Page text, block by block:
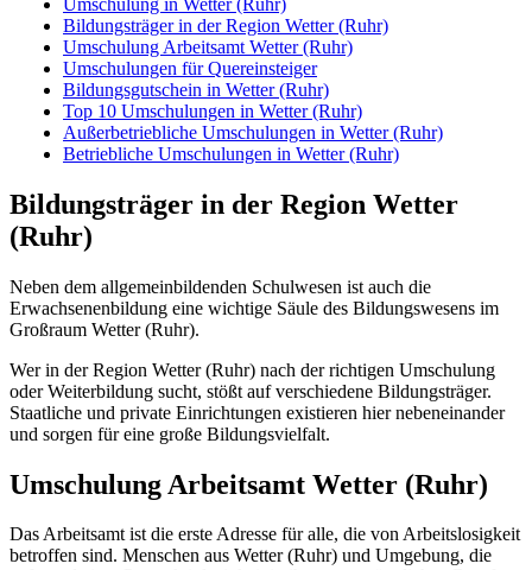
Bildungsträger in der Region Wetter (Ruhr)
Umschulung Arbeitsamt Wetter (Ruhr)
Umschulungen für Quereinsteiger
Bildungsgutschein in Wetter (Ruhr)
Top 10 Umschulungen in Wetter (Ruhr)
Außerbetriebliche Umschulungen in Wetter (Ruhr)
Betriebliche Umschulungen in Wetter (Ruhr)
Bildungsträger in der Region Wetter
(Ruhr)
Neben dem allgemeinbildenden Schulwesen ist auch die
Erwachsenenbildung eine wichtige Säule des Bildungswesens im
Großraum Wetter (Ruhr).
Wer in der Region Wetter (Ruhr) nach der richtigen Umschulung
oder Weiterbildung sucht, stößt auf verschiedene Bildungsträger.
Staatliche und private Einrichtungen existieren hier nebeneinander
und sorgen für eine große Bildungsvielfalt.
Umschulung Arbeitsamt Wetter (Ruhr)
Das Arbeitsamt ist die erste Adresse für alle, die von Arbeitslosigkeit
betroffen sind. Menschen aus Wetter (Ruhr) und Umgebung, die